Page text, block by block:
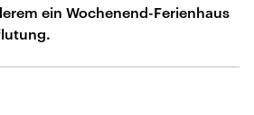
ein Wochenend-Ferienhaus